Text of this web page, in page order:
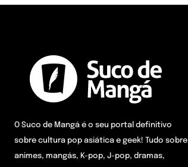
O Suco de Mangá é o seu portal definitivo
sobre cultura pop asiática e geek! Tudo sobre
animes, mangás, K-pop, J-pop, dramas,